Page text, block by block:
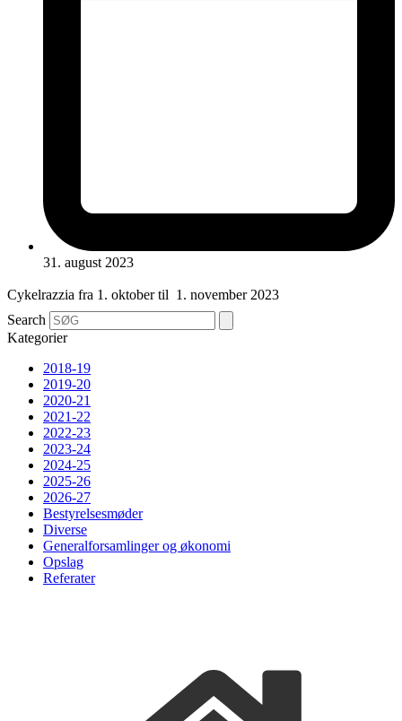
31. august 2023
Cykelrazzia fra 1. oktober til 1. november 2023
Search
Kategorier
2018-19
2019-20
2020-21
2021-22
2022-23
2023-24
2024-25
2025-26
2026-27
Bestyrelsesmøder
Diverse
Generalforsamlinger og økonomi
Opslag
Referater